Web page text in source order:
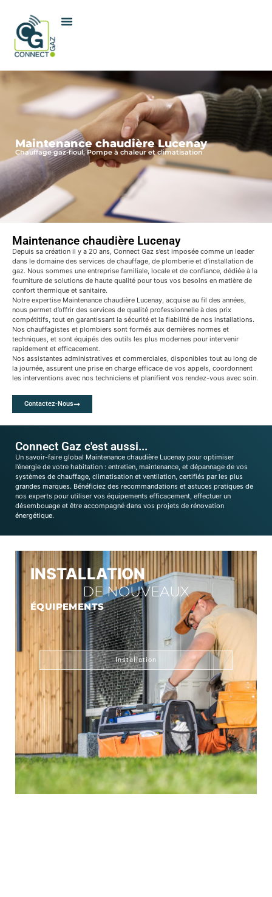
Maintenance chaudière Lucenay
Chauffage gaz-fioul, Pompe à chaleur et climatisation
Maintenance chaudière Lucenay
Depuis sa création il y a 20 ans, Connect Gaz s’est imposée comme un leader
dans le domaine des services de chauffage, de plomberie et d’installation de
gaz. Nous sommes une entreprise familiale, locale et de confiance, dédiée à la
fourniture de solutions de haute qualité pour tous vos besoins en matière de
confort thermique et sanitaire.
Notre expertise Maintenance chaudière Lucenay, acquise au fil des années,
nous permet d’offrir des services de qualité professionnelle à des prix
compétitifs, tout en garantissant la sécurité et la fiabilité de nos installations.
Nos chauffagistes et plombiers sont formés aux dernières normes et
techniques, et sont équipés des outils les plus modernes pour intervenir
rapidement et efficacement.
Nos assistantes administratives et commerciales, disponibles tout au long de
la journée, assurent une prise en charge efficace de vos appels, coordonnent
les interventions avec nos techniciens et planifient vos rendez-vous avec soin.
Contactez-Nous
Connect Gaz c'est aussi...
Un savoir-faire global Maintenance chaudière Lucenay pour optimiser
l’énergie de votre habitation : entretien, maintenance, et dépannage de vos
systèmes de chauffage, climatisation et ventilation, certifiés par les plus
grandes marques. Bénéficiez des recommandations et astuces pratiques de
nos experts pour utiliser vos équipements efficacement, effectuer un
désembouage et être accompagné dans vos projets de rénovation
énergétique.
INSTALLATION
DE NOUVEAUX
ÉQUIPEMENTS
Installation